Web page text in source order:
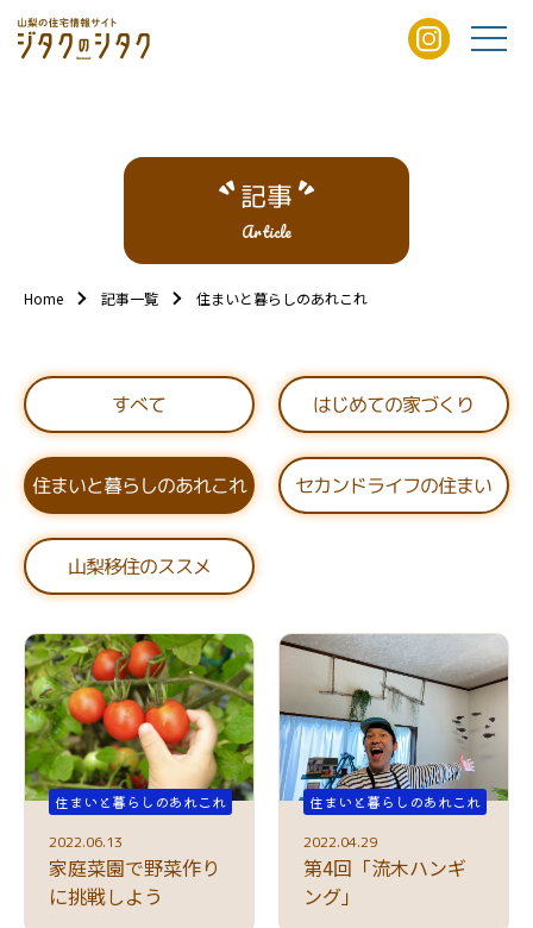
記事
Article
Home 記事一覧 住まいと暮らしのあれこれ
すべて はじめての家づくり
住まいと暮らしのあれこれ セカンドライフの住まい
山梨移住のススメ
住まいと暮らしのあれこれ
2022.06.13
家庭菜園で野菜作り
に挑戦しよう
住まいと暮らしのあれこれ
2022.04.29
第4回「流木ハンギ
ング」